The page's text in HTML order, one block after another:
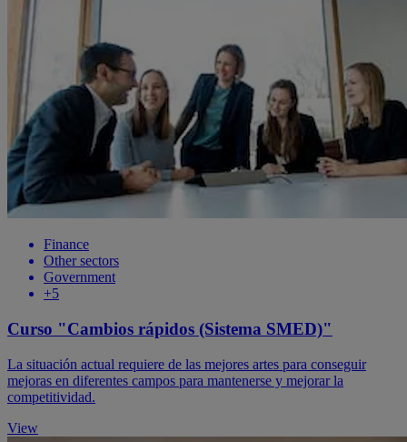
Finance
Other sectors
Government
+5
Curso "Cambios rápidos (Sistema SMED)"
La situación actual requiere de las mejores artes para conseguir
mejoras en diferentes campos para mantenerse y mejorar la
competitividad.
View